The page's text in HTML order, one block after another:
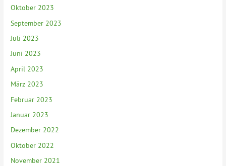
Oktober 2023
September 2023
Juli 2023
Juni 2023
April 2023
März 2023
Februar 2023
Januar 2023
Dezember 2022
Oktober 2022
November 2021